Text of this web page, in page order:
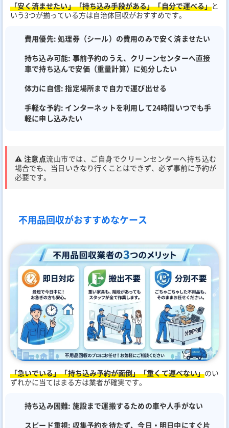
「安く済ませたい」「持ち込み手段がある」「自分で運べる」と
いう3つが揃っている方は自治体回収がおすすめです。
費用優先: 処理券（シール）の費用のみで安く済ませたい
持ち込み可能: 事前予約のうえ、クリーンセンターへ直接
車で持ち込んで安価（重量計算）に処分したい
体力に自信: 指定場所まで自力で運び出せる
手軽な予約: インターネットを利用して24時間いつでも手
軽に申し込みたい
⚠️ 注意点流山市では、ご自身でクリーンセンターへ持ち込む
場合でも、当日いきなり行くことはできず、必ず事前に予約が
必要です。
不用品回収がおすすめなケース
「急いでいる」「持ち込み予約が面倒」「重くて運べない」のい
ずれかに当てはまる方は業者が確実です。
持ち込み困難: 施設まで運搬するための車や人手がない
スピード重視: 収集予約を待たず、今日・明日中にすぐ片